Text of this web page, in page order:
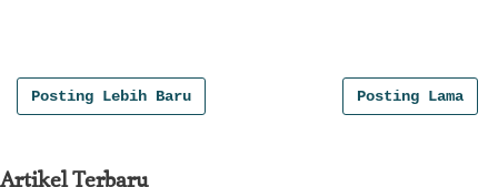
Posting Lebih Baru Posting Lama
Artikel Terbaru